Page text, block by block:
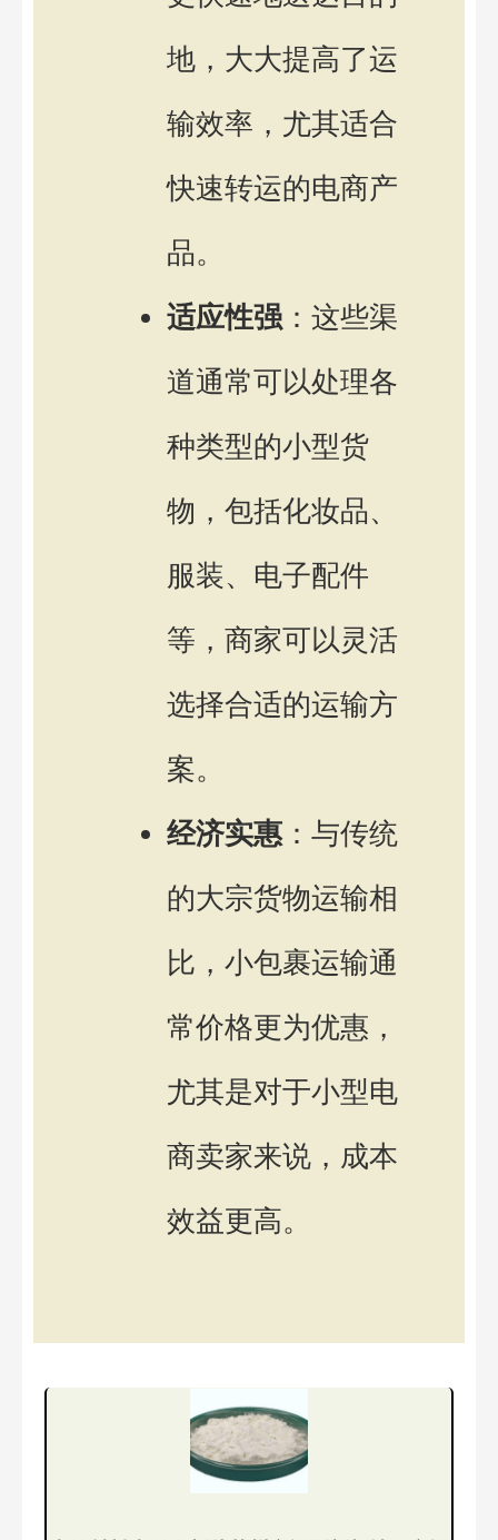
地，大大提高了运
输效率，尤其适合
快速转运的电商产
品。
适应性强 ：这些渠
道通常可以处理各
种类型的小型货
物，包括化妆品、
服装、电子配件
等，商家可以灵活
选择合适的运输方
案。
经济实惠：与传统
的大宗货物运输相
比，小包裹运输通
常价格更为优惠，
尤其是对于小型电
商卖家来说，成本
效益更高。